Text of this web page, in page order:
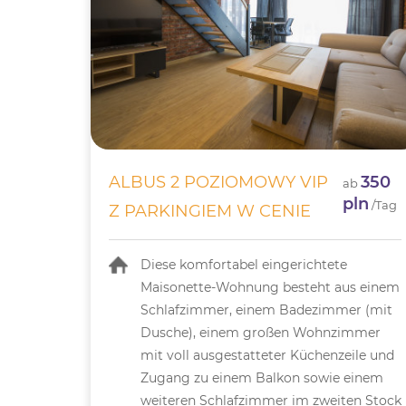
ALBUS 2 POZIOMOWY VIP
Z PARKINGIEM W CENIE
ab350
pln /Tag
Diese komfortabel eingerichtete
Maisonette-Wohnung besteht aus einem
Schlafzimmer, einem Badezimmer (mit
Dusche), einem großen Wohnzimmer
mit voll ausgestatteter Küchenzeile und
Zugang zu einem Balkon sowie einem
weiteren Schlafzimmer im zweiten Stock